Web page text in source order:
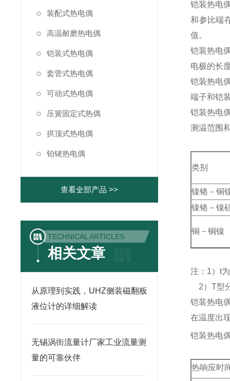
装配式热电偶
高温耐磨热电偶
铠装式热电偶
套管式热电偶
可动式热电偶
压簧固定式热偶
拱顶式热电偶
铂铑热电偶
查看全部产品 >>
TECHNICAL ARTICLES
相关文章
从原理到实践，UHZ侧装磁翻板
液位计的详细解读
无锡涡街流量计厂家工业流量测
量的可靠伙伴
铠装热电
和参比端
值。
铠装热电
电极的长
铠装热电
端子和铠
铠装热电
测温范围
类别
镍铬－铜
镍铬－镍
铜－铜镍
注：1）t
2）T型
铠装热电
在温度出
铠装热电
热响应时